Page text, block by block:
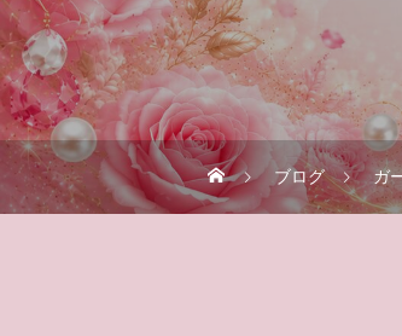
ブログ ガ